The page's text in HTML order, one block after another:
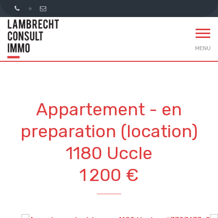
MENU
Appartement - en
preparation (location)
1180 Uccle
1 200 €